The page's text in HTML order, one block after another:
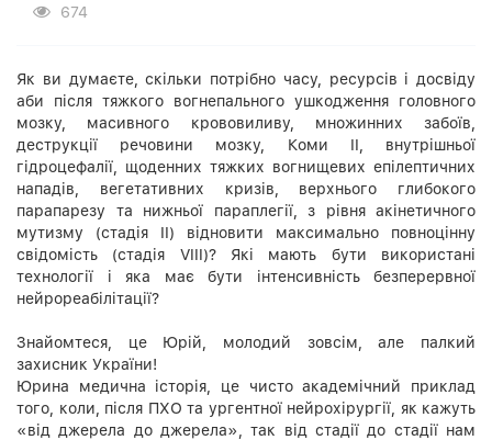
674
Як ви думаєте, скільки потрібно часу, ресурсів і досвіду
аби після тяжкого вогнепального ушкодження головного
мозку, масивного крововиливу, множинних забоїв,
деструкції речовини мозку, Коми ІІ, внутрішньої
гідроцефалії, щоденних тяжких вогнищевих епілептичних
нападів, вегетативних кризів, верхнього глибокого
парапарезу та нижньої параплегії, з рівня акінетичного
мутизму (стадія ІІ) відновити максимально повноцінну
свідомість (стадія VIII)? Які мають бути використані
технології і яка має бути інтенсивність безперервної
нейрореабілітації?
Знайомтеся, це Юрій, молодий зовсім, але палкий
захисник України!
Юрина медична історія, це чисто академічний приклад
того, коли, після ПХО та ургентної нейрохірургії, як кажуть
«від джерела до джерела», так від стадії до стадії нам